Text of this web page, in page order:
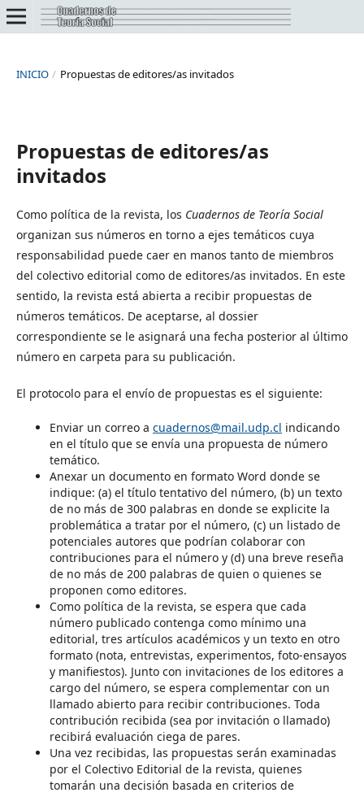
INICIO / Propuestas de editores/as invitados
Propuestas de editores/as
invitados
Como política de la revista, los Cuadernos de Teoría Social
organizan sus números en torno a ejes temáticos cuya
responsabilidad puede caer en manos tanto de miembros
del colectivo editorial como de editores/as invitados. En este
sentido, la revista está abierta a recibir propuestas de
números temáticos. De aceptarse, al dossier
correspondiente se le asignará una fecha posterior al último
número en carpeta para su publicación.
El protocolo para el envío de propuestas es el siguiente:
Enviar un correo a cuadernos@mail.udp.cl indicando
en el título que se envía una propuesta de número
temático.
Anexar un documento en formato Word donde se
indique: (a) el título tentativo del número, (b) un texto
de no más de 300 palabras en donde se explicite la
problemática a tratar por el número, (c) un listado de
potenciales autores que podrían colaborar con
contribuciones para el número y (d) una breve reseña
de no más de 200 palabras de quien o quienes se
proponen como editores.
Como política de la revista, se espera que cada
número publicado contenga como mínimo una
editorial, tres artículos académicos y un texto en otro
formato (nota, entrevistas, experimentos, foto-ensayos
y manifiestos). Junto con invitaciones de los editores a
cargo del número, se espera complementar con un
llamado abierto para recibir contribuciones. Toda
contribución recibida (sea por invitación o llamado)
recibirá evaluación ciega de pares.
Una vez recibidas, las propuestas serán examinadas
por el Colectivo Editorial de la revista, quienes
tomarán una decisión basada en criterios de